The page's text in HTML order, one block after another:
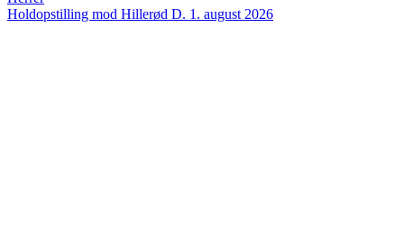
Holdopstilling mod Hillerød D. 1. august 2026